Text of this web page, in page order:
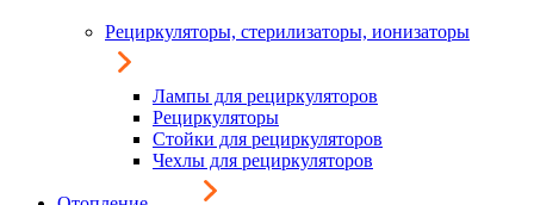
Рециркуляторы, стерилизаторы, ионизаторы
Лампы для рециркуляторов
Рециркуляторы
Стойки для рециркуляторов
Чехлы для рециркуляторов